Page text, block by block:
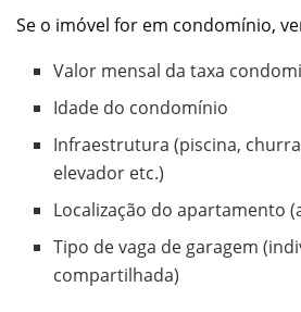
Se o imóvel for em condomínio,
Valor mensal da taxa
Idade do condomínio
Infraestrutura (piscina,
elevador etc.)
Localização do apartamento
Tipo de vaga de garagem
compartilhada)